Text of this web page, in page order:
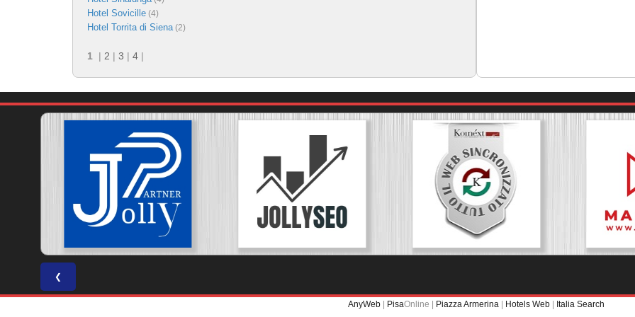
Hotel Sovicille (4)
Hotel Torrita di Siena(2)
1 | 2 | 3 | 4 |
❮
AnyWeb | PisaOnline | Piazza Armerina | Hotels Web | Italia Search